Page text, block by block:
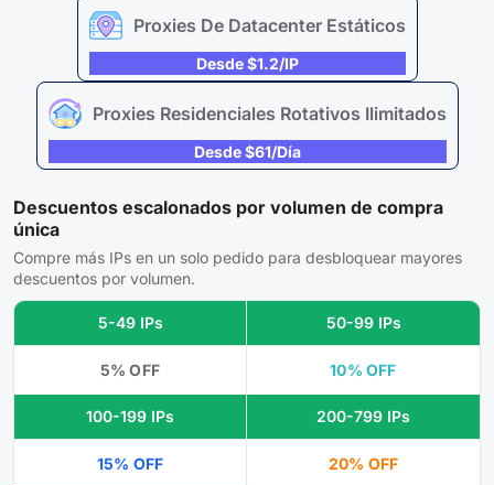
Proxies De Datacenter Estáticos
Desde $1.2/IP
Proxies Residenciales Rotativos Ilimitados
Desde $61/día
Descuentos escalonados por volumen de compra
única
Compre más IPs en un solo pedido para desbloquear mayores
descuentos por volumen.
5-49 IPs
5% OFF
50-99 IPs
10% OFF
100-199 IPs
15% OFF
200-799 IPs
20% OFF